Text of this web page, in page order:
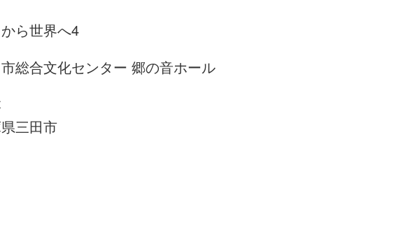
ら世界へ4
総合文化センター 郷の音ホール
三田市